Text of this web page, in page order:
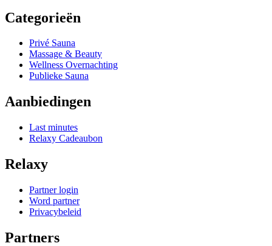
Categorieën
Privé Sauna
Massage & Beauty
Wellness Overnachting
Publieke Sauna
Aanbiedingen
Last minutes
Relaxy Cadeaubon
Relaxy
Partner login
Word partner
Privacybeleid
Partners